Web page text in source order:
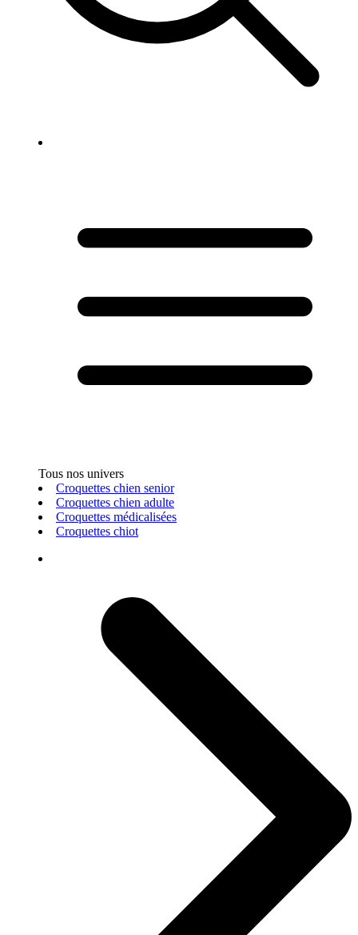
Tous nos univers
Croquettes chien senior
Croquettes chien adulte
Croquettes médicalisées
Croquettes chiot